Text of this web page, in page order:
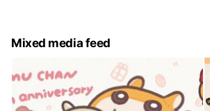
Mixed media feed